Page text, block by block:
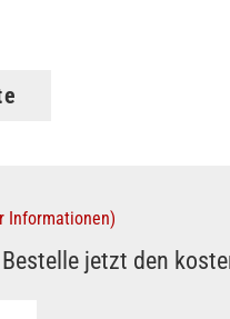
Informationen)
jetzt den